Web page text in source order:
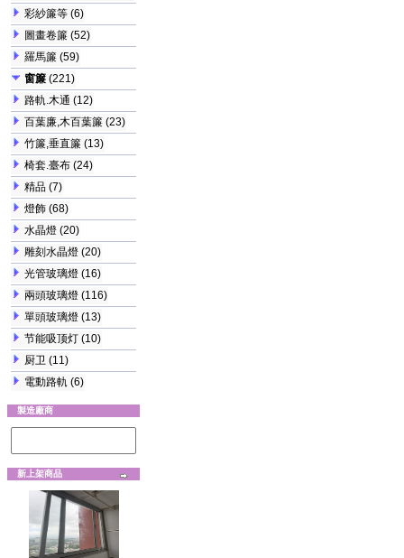
彩紗簾等 (6)
圖畫卷簾 (52)
羅馬簾 (59)
窗簾 (221)
路軌.木通 (12)
百葉廉,木百葉簾 (23)
竹簾,垂直簾 (13)
椅套.臺布 (24)
精品 (7)
燈飾 (68)
水晶燈 (20)
雕刻水晶燈 (20)
光管玻璃燈 (16)
兩頭玻璃燈 (116)
單頭玻璃燈 (13)
节能吸顶灯 (10)
厨卫 (11)
電動路軌 (6)
製造廠商
新上架商品